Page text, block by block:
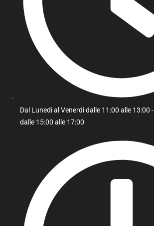
Dal Lunedi al Venerdì dalle 11:00 alle 13:00 -
dalle 15:00 alle 17:00